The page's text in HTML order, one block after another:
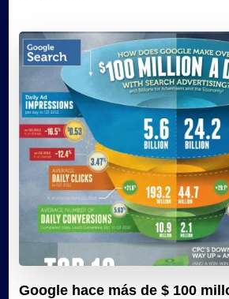
Google hace más de $ 100